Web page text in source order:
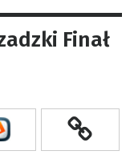
Finał